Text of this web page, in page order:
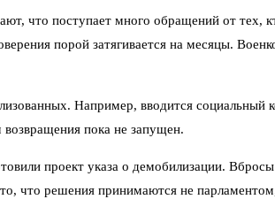
что поступает много обращений от тех,
порой затягивается на месяцы.
Например, вводится социальный
пока не запущен.
проект указа о демобилизации.
что решения принимаются не